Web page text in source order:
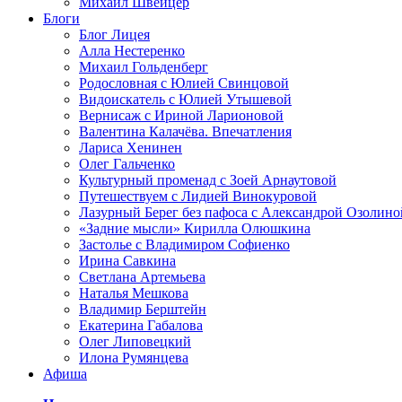
Блоги
Блог Лицея
Алла Нестеренко
Михаил Гольденберг
Родословная с Юлией Свинцовой
Видоискатель с Юлией Утышевой
Вернисаж с Ириной Ларионовой
Валентина Калачёва. Впечатления
Лариса Хенинен
Олег Гальченко
Культурный променад с Зоей Арнаутовой
Путешествуем с Лидией Винокуровой
Лазурный Берег без пафоса с Александрой
«Задние мысли» Кирилла Олюшкина
Застолье с Владимиром Софиенко
Ирина Савкина
Светлана Артемьева
Наталья Мешкова
Владимир Берштейн
Екатерина Габалова
Олег Липовецкий
Илона Румянцева
Афиша